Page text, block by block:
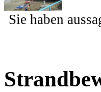
Sie haben